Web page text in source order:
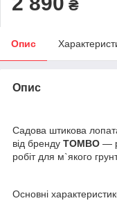
₴
Опис
Опис
Садова штикова
від бренду TOMBO —
робіт для м`якого
Основні